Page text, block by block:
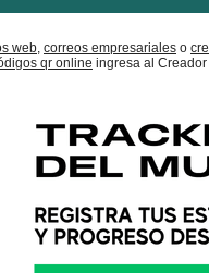
web, correos empresariales o
qr online ingresa al